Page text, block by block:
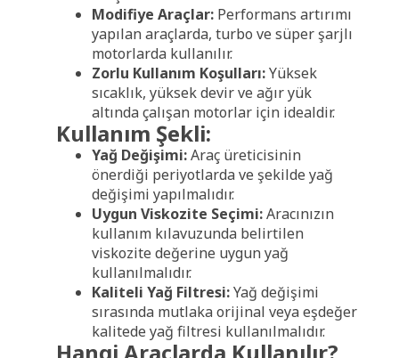
Modifiye Araçlar: Performans artırımı
yapılan araçlarda, turbo ve süper şarjlı
motorlarda kullanılır.
Zorlu Kullanım Koşulları:Yüksek
sıcaklık, yüksek devir ve ağır yük
altında çalışan motorlar için idealdir.
Kullanım Şekli:
Yağ Değişimi:Araç üreticisinin
önerdiği periyotlarda ve şekilde yağ
değişimi yapılmalıdır.
Uygun Viskozite Seçimi:Aracınızın
kullanım kılavuzunda belirtilen
viskozite değerine uygun yağ
kullanılmalıdır.
Kaliteli Yağ Filtresi:Yağ değişimi
sırasında mutlaka orijinal veya eşdeğer
kalitede yağ filtresi kullanılmalıdır.